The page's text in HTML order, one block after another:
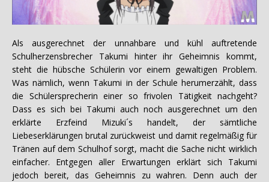
Als ausgerechnet der unnahbare und kühl auftretende
Schulherzensbrecher Takumi hinter ihr Geheimnis kommt,
steht die hübsche Schülerin vor einem gewaltigen Problem.
Was nämlich, wenn Takumi in der Schule herumerzählt, dass
die Schülersprecherin einer so frivolen Tätigkeit nachgeht?
Dass es sich bei Takumi auch noch ausgerechnet um den
erklärte Erzfeind Mizuki´s handelt, der sämtliche
Liebeserklärungen brutal zurückweist und damit regelmäßig für
Tränen auf dem Schulhof sorgt, macht die Sache nicht wirklich
einfacher. Entgegen aller Erwartungen erklärt sich Takumi
jedoch bereit, das Geheimnis zu wahren. Denn auch der